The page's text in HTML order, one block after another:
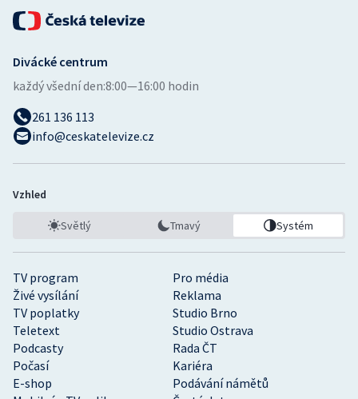
TV program
Pro média
Živé vysílání
Reklama
TV poplatky
Studio Brno
Teletext
Studio Ostrava
Podcasty
Rada ČT
Počasí
Kariéra
E-shop
Podávání námětů
Divácké centrum
každý všední den:8:00—16:00 hodin
261 136 113
info@ceskatelevize.cz
Vzhled
Světlý Tmavý Systém